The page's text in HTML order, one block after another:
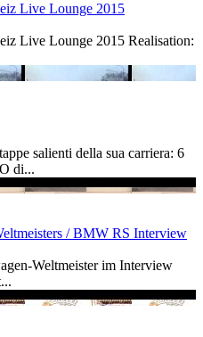
Live Lounge 2015
Live Lounge 2015 Realisation:
salienti della sua carriera: 6
di...
/ BMW RS Interview
Weltmeister im Interview